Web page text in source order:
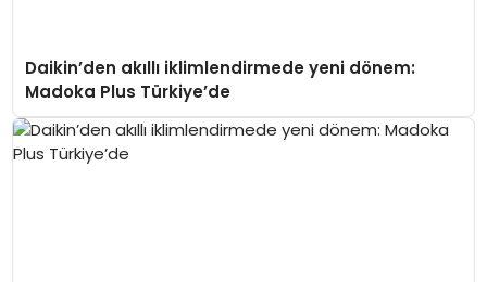
Daikin’den akıllı iklimlendirmede yeni dönem:
Madoka Plus Türkiye’de